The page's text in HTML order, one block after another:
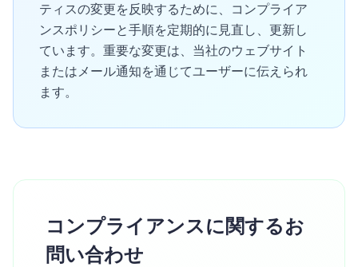
ティスの変更を反映するために、コンプライア
ンスポリシーと手順を定期的に見直し、更新し
ています。重要な変更は、当社のウェブサイト
またはメール通知を通じてユーザーに伝えられ
ます。
コンプライアンスに関するお
問い合わせ